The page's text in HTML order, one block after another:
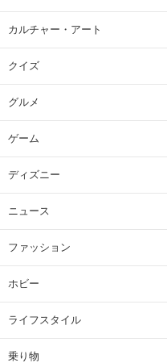
カルチャー・アート
クイズ
グルメ
ゲーム
ディズニー
ニュース
ファッション
ホビー
ライフスタイル
乗り物